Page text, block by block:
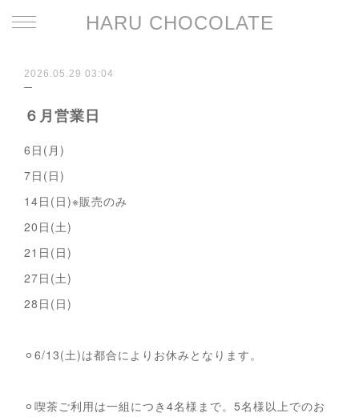
HARU CHOCOLATE
2026.05.29 03:04
６月営業日
6日(月)
7日(日)
14日(日)※販売のみ
20日(土)
21日(日)
27日(土)
28日(日)
⚪︎6/13(土)は都合によりお休みとなります。
⚪︎喫茶ご利用は一組につき4名様まで。5名様以上でのお